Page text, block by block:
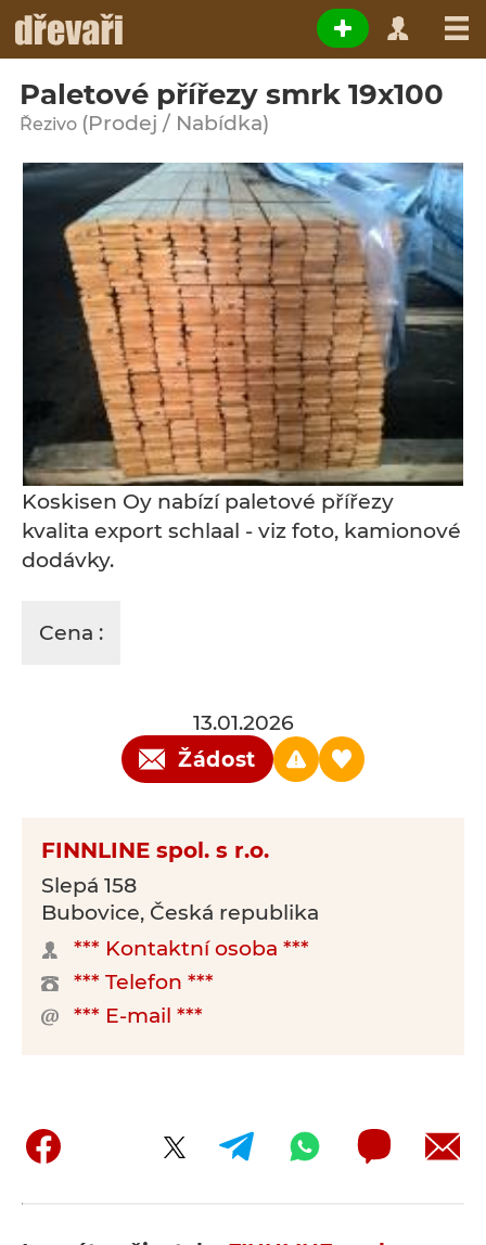
Paletové přířezy smrk 19x100
Řezivo (Prodej / Nabídka)
Koskisen Oy nabízí paletové přířezy
kvalita export schlaal - viz foto, kamionové
dodávky.
Cena :
13.01.2026
Žádost
FINNLINE spol. s r.o.
Slepá 158
Bubovice, Česká republika
*** Kontaktní osoba ***
*** Telefon ***
*** E-mail ***